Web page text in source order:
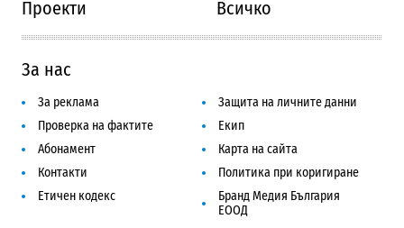
Проекти
Всичко
За нас
За реклама
Защита на личните данни
Проверка на фактите
Екип
Абонамент
Карта на сайта
Контакти
Политика при коригиране
Етичен кодекс
Бранд Медия България
ЕООД